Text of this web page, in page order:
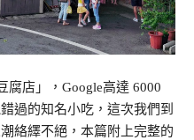
腐店」，Google高達 6000
過的知名小吃，這次我們到
絡繹不絕，本篇附上完整的